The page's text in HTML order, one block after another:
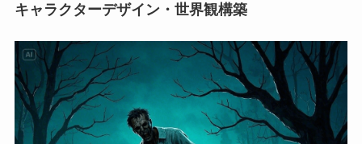
キャラクターデザイン・世界観構築